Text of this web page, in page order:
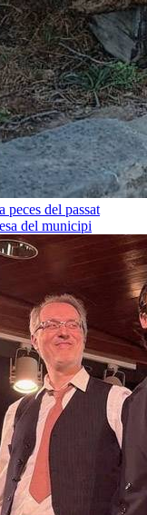
peces del passat
del municipi